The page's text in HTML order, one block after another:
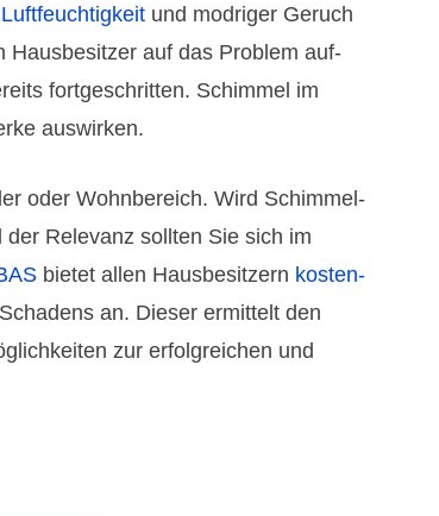
und modriger Geruch
Haus­besitzer auf das Problem auf­
fort­geschrit­ten. Schimmel im
aus­wirken.
oder Wohn­bereich. Wird Schimmel­
Relevanz sollten Sie sich im
bietet allen Hausbe­sitzern kosten­
an. Dieser ermittelt den
zur erfolgreichen und